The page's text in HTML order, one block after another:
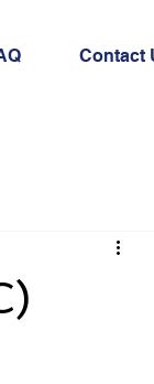
Contact